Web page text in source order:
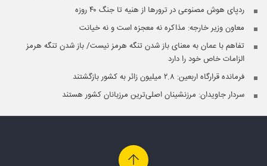
ردپای هوش مصنوعی در ترورها از هنیه تا جنگ ۴۰ روزه
معاون وزیر خارجه: مذاکره نه معجزه است و نه خیانت
تفاهم با عمان به معنای باز شدن تنگه هرمز نیست/ باز شدن تنگه هرمز
الزامات خاص خود را دارد
فرمانده قرارگاه اربعین: ۲.۸ میلیون زائر به کشور بازگشتند
سردار جاویدان: مرزنشینان اصلی‌ترین مرزبانان کشور هستند